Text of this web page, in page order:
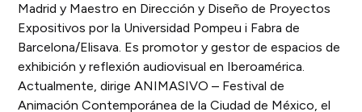
Madrid y Maestro en Dirección y Diseño de Proyectos
Expositivos por la Universidad Pompeu i Fabra de
Barcelona/Elisava. Es promotor y gestor de espacios de
exhibición y reflexión audiovisual en Iberoamérica.
Actualmente, dirige ANIMASIVO – Festival de
Animación Contemporánea de la Ciudad de México, el